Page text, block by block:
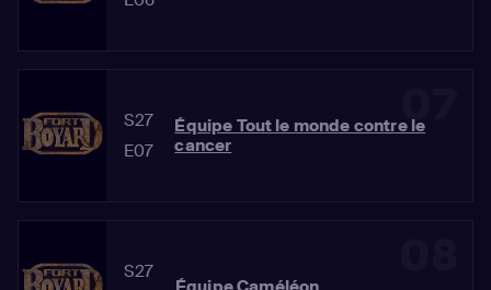
07
S27
E07
Équipe Tout le monde contre le
cancer
S27